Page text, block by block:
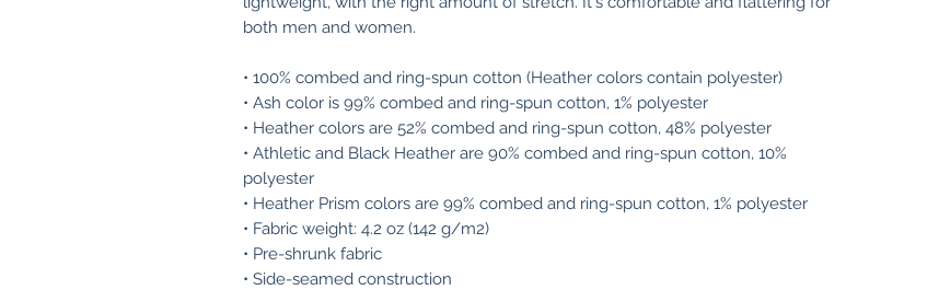
both men and women.
• 100% combed and ring-spun cotton (Heather colors contain polyester)
• Ash color is 99% combed and ring-spun cotton, 1% polyester
• Heather colors are 52% combed and ring-spun cotton, 48% polyester
• Athletic and Black Heather are 90% combed and ring-spun cotton, 10%
polyester
• Heather Prism colors are 99% combed and ring-spun cotton, 1% polyester
• Fabric weight: 4.2 oz (142 g/m2)
• Pre-shrunk fabric
• Side-seamed construction